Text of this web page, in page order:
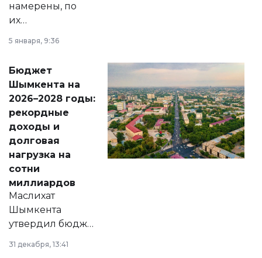
намерены, по
их
принести
народу
Венесуэлы.
5 января, 9:36
Бюджет
Шымкента на
2026–2028 годы:
рекордные
доходы и
долговая
нагрузка на
сотни
миллиардов
Маслихат
Шымкента
утвердил бюджет
города на 2026–
2028 годы.
31 декабря, 13:41